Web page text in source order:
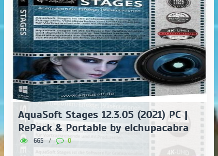
AquaSoft Stages 12.3.05 (2021) PC |
RePack & Portable by elchupacabra
665 / 0